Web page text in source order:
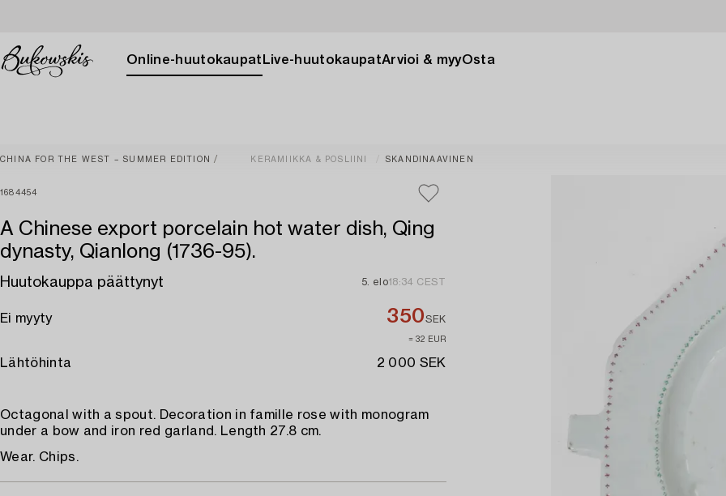
Online-huutokaupat Live-huutokaupatArvioi & myyOsta
CHINA FOR THE WEST – SUMMER EDITION KERAMIIKKA & POSLIINI SKANDINAAVINEN
1684454
A Chinese export porcelain hot water dish, Qing
dynasty, Qianlong (1736-95).
Huutokauppa päättynyt 5. elo18:34 CEST
Ei myyty 350SEK
≈ 32 EUR
Lähtöhinta 2 000 SEK
Octagonal with a spout. Decoration in famille rose with monogram
under a bow and iron red garland. Length 27.8 cm.
Wear. Chips.